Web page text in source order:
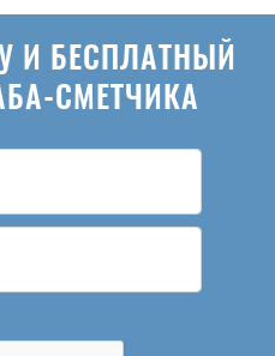
И БЕСПЛАТНЫЙ
СМЕТЧИКА